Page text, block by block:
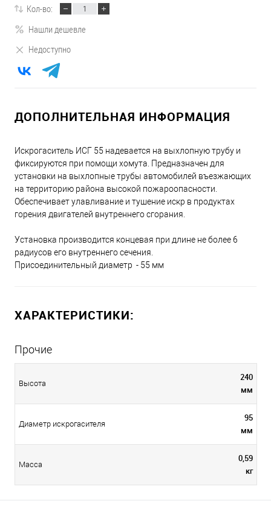
Кол-во:
Нашли дешевле
Недоступно
ДОПОЛНИТЕЛЬНАЯ ИНФОРМАЦИЯ
Искрогаситель ИСГ 55 надевается на выхлопную трубу и
фиксируются при помощи хомута. Предназначен для
установки на выхлопные трубы автомобилей въезжающих
на территорию района высокой пожароопасности.
Обеспечивает улавливание и тушение искр в продуктах
горения двигателей внутреннего сгорания.
Установка производится концевая при длине не более 6
радиусов его внутреннего сечения.
Присоединительный диаметр - 55 мм
ХАРАКТЕРИСТИКИ:
Прочие
Высота
240
мм
Диаметр искрогасителя
95
мм
Масса
0,59
кг